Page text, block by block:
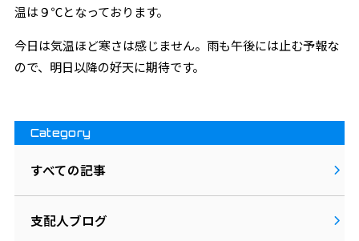
温は９℃となっております。
今日は気温ほど寒さは感じません。雨も午後には止む予報な
ので、明日以降の好天に期待です。
Category
すべての記事
支配人ブログ